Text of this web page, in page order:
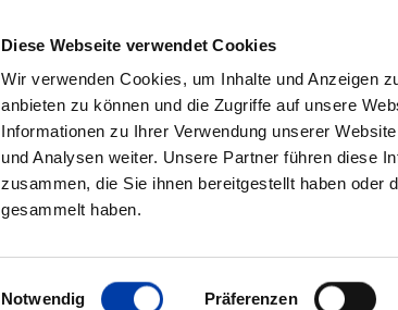
Diese Webseite verwendet Cookies
Wir verwenden Cookies, um Inhalte und Anzeigen
anbieten zu können und die Zugriffe auf unsere
Informationen zu Ihrer Verwendung unserer
und Analysen weiter. Unsere Partner führen diese
zusammen, die Sie ihnen bereitgestellt haben oder
gesammelt haben.
Einwilligungsauswahl
Notwendig Präferenzen